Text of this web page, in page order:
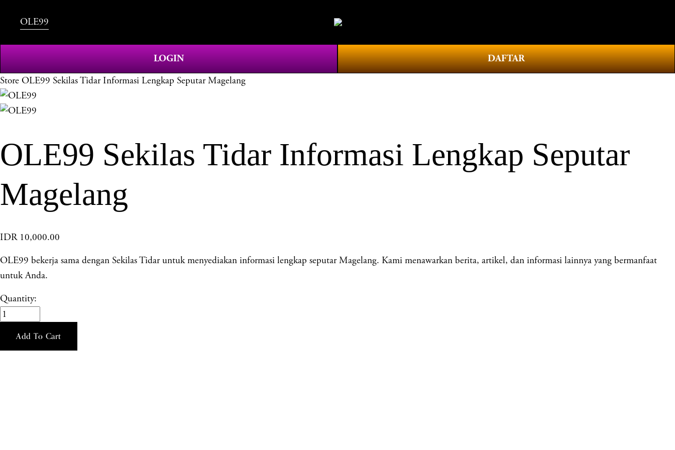
OLE99
LOGIN DAFTAR
Store OLE99 Sekilas Tidar Informasi Lengkap Seputar Magelang
OLE99 Sekilas Tidar Informasi Lengkap Seputar
Magelang
IDR 10,000.00
OLE99 bekerja sama dengan Sekilas Tidar untuk menyediakan informasi lengkap seputar Magelang. Kami menawarkan berita, artikel, dan informasi lainnya yang bermanfaat
untuk Anda.
Quantity:
Add To Cart